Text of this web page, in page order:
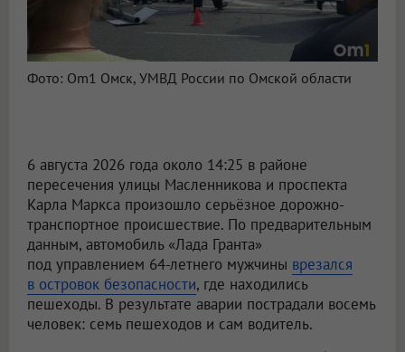
Фото: Om1 Омск, УМВД России по Омской области
6 августа 2026 года около 14:25 в районе
пересечения улицы Масленникова и проспекта
Карла Маркса произошло серьёзное дорожно-
транспортное происшествие. По предварительным
данным, автомобиль «Лада Гранта»
под управлением 64-летнего мужчины врезался
в островок безопасности, где находились
пешеходы. В результате аварии пострадали восемь
человек: семь пешеходов и сам водитель.